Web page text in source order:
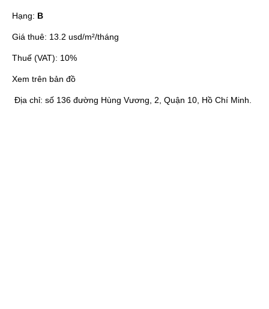
Hạng: B
Giá thuê: 13.2 usd/m²/tháng
Thuế (VAT): 10%
Xem trên bản đồ
Địa chỉ: số 136 đường Hùng Vương, 2, Quận 10, Hồ Chí Minh.